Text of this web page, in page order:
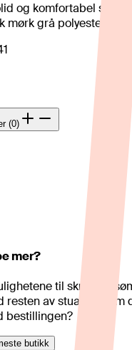
og komfortabel
mørk grå polyester.
(0)
mer?
til
resten av stua eller om
bestillingen?
butikk